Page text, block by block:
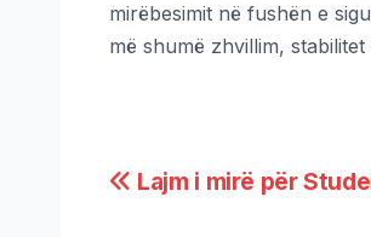
mirëbesimit në fushën e
më shumë zhvillim,
Lajm i mirë për